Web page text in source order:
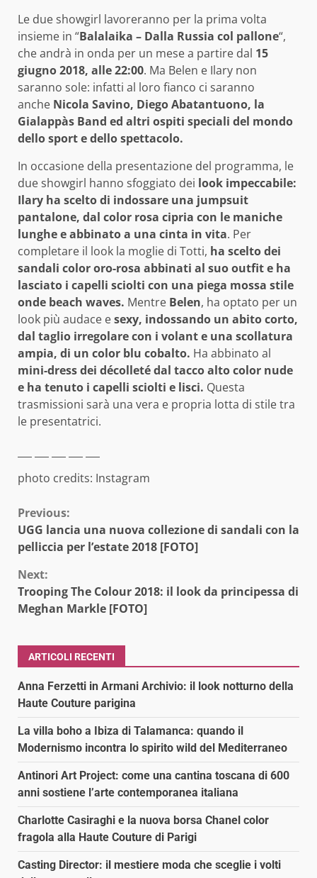
Le due showgirl lavoreranno per la prima volta
insieme in “Balalaika – Dalla Russia col pallone“,
che andrà in onda per un mese a partire dal 15
giugno 2018, alle 22:00. Ma Belen e Ilary non
saranno sole: infatti al loro fianco ci saranno
anche Nicola Savino, Diego Abatantuono, la
Gialappàs Band ed altri ospiti speciali del mondo
dello sport e dello spettacolo.
In occasione della presentazione del programma, le
due showgirl hanno sfoggiato dei look impeccabile:
Ilary ha scelto di indossare una jumpsuit
pantalone, dal color rosa cipria con le maniche
lunghe e abbinato a una cinta in vita. Per
completare il look la moglie di Totti, ha scelto dei
sandali color oro-rosa abbinati al suo outfit e ha
lasciato i capelli sciolti con una piega mossa stile
onde beach waves. Mentre Belen, ha optato per un
look più audace esexy, indossando un abito corto,
dal taglio irregolare con i volant e una scollatura
ampia, di un color blu cobalto. Ha abbinato al
mini-dress dei décolleté dal tacco alto color nude
e ha tenuto i capelli sciolti e lisci. Questa
trasmissioni sarà una vera e propria lotta di stile tra
le presentatrici.
photo credits: Instagram
Continue
Reading
Previous:
UGG lancia una nuova collezione di sandali con la
pelliccia per l’estate 2018 [FOTO]
Next:
Trooping The Colour 2018: il look da principessa di
Meghan Markle [FOTO]
ARTICOLI RECENTI
Anna Ferzetti in Armani Archivio: il look notturno della
Haute Couture parigina
La villa boho a Ibiza di Talamanca: quando il
Modernismo incontra lo spirito wild del Mediterraneo
Antinori Art Project: come una cantina toscana di 600
anni sostiene l’arte contemporanea italiana
Charlotte Casiraghi e la nuova borsa Chanel color
fragola alla Haute Couture di Parigi
Casting Director: il mestiere moda che sceglie i volti